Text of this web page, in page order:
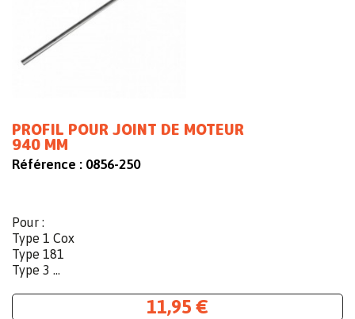
PROFIL POUR JOINT DE MOTEUR
940 MM
Référence : 0856-250
Pour :
Type 1 Cox
Type 181
Type 3 ...
11,95 €